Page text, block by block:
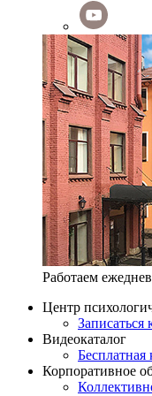
Работаем
Центр
Записаться
Видеокаталог
Бесплатная
Корпоративное